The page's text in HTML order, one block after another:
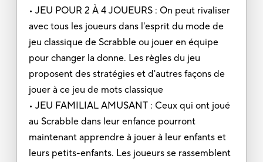
• JEU POUR 2 À 4 JOUEURS : On peut rivaliser
avec tous les joueurs dans l'esprit du mode de
jeu classique de Scrabble ou jouer en équipe
pour changer la donne. Les règles du jeu
proposent des stratégies et d'autres façons de
jouer à ce jeu de mots classique
• JEU FAMILIAL AMUSANT : Ceux qui ont joué
au Scrabble dans leur enfance pourront
maintenant apprendre à jouer à leur enfants et
leurs petits-enfants. Les joueurs se rassemblent